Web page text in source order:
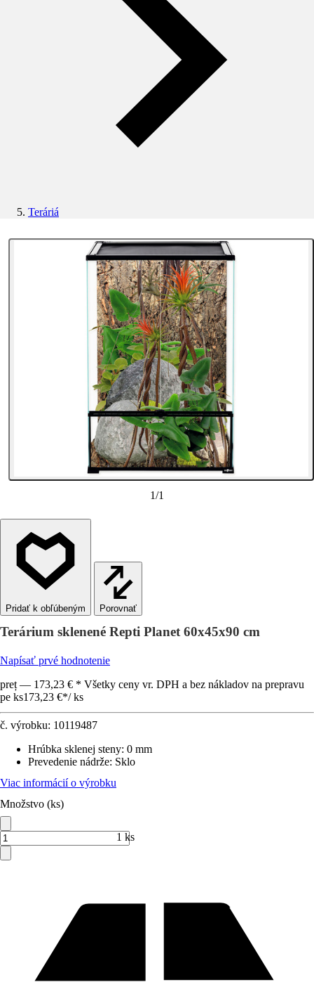
Teráriá
1/1
Porovnať
Terárium sklenené Repti Planet 60x45x90 cm
Napísať prvé hodnotenie
preț — 173,23 € * Všetky ceny vr. DPH a bez nákladov na prepravu
pe ks173,23 €*/ ks
č. výrobku: 10119487
Hrúbka sklenej steny: 0 mm
Prevedenie nádrže: Sklo
Viac informácií o výrobku
Množstvo (ks)
1 ks